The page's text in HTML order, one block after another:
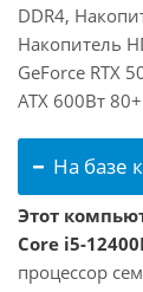
DDR4,
Накопитель
GeForce RTX
ATX 600Вт
На базе
Этот
Core i5-
процессор